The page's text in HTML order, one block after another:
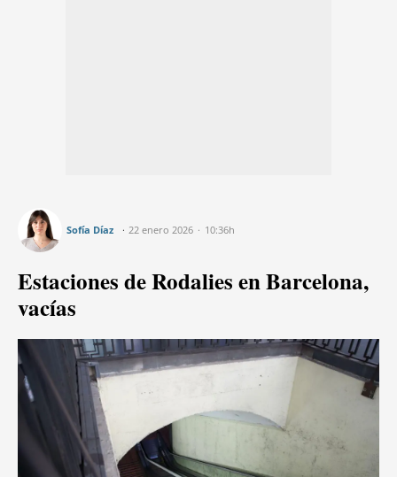
Sofía Díaz 22 enero 2026 10:36h
Estaciones de Rodalies en Barcelona,
vacías